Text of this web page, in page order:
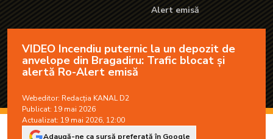
Alert emisă
VIDEO Incendiu puternic la un depozit de
anvelope din Bragadiru: Trafic blocat și
alertă Ro-Alert emisă
Webeditor: Redacția KANAL D2
Publicat: 19 mai 2026
Actualizat: 19 mai 2026, 12:00
Adaugă-ne ca sursă preferată în Google